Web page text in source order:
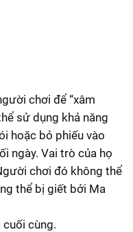
chơi để “xâm
sử dụng khả năng
hoặc bỏ phiếu vào
ngày. Vai trò của họ
chơi đó không thể
thể bị giết bởi Ma
cuối cùng.